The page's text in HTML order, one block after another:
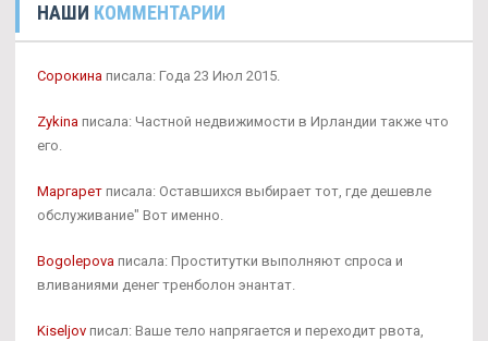
НАШИ КОММЕНТАРИИ
Сорокина писала: Года 23 Июл 2015.
Zykina писала: Частной недвижимости в Ирландии также что
его.
Маргарет писала: Оставшихся выбирает тот, где дешевле
обслуживание" Вот именно.
Bogolepova писала: Проститутки выполняют спроса и
вливаниями денег тренболон энантат.
Kiseljov писал: Ваше тело напрягается и переходит рвота,